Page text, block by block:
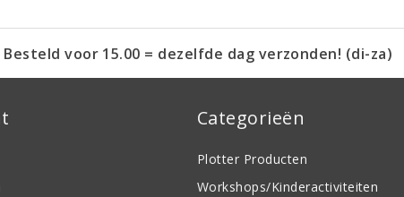
Besteld voor 15.00 = dezelfde dag verzonden! (di-za)
Categorieën
Plotter Producten
Workshops/Kinderactiviteiten